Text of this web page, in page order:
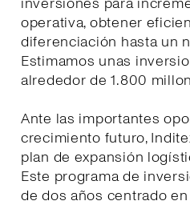
operativa, obtener
diferenciación hasta un
Estimamos unas
alrededor de 1.800
Ante las importantes
crecimiento futuro,
plan de expansión
Este programa de
de dos años centrado